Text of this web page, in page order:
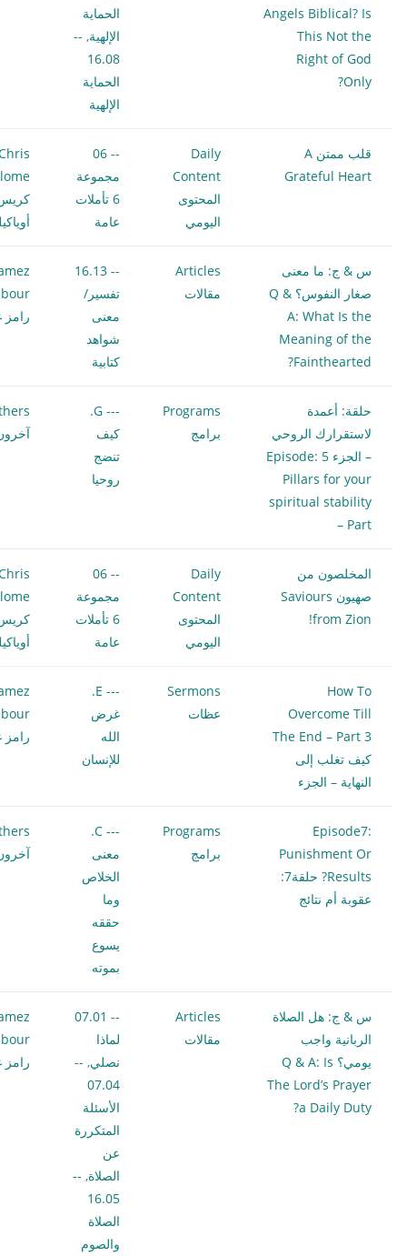
Angels Biblical? Is
This Not the
Right of God
Only?
الحماية
الإلهية,
--
16.08
الحماية
الإلهية
قلب ممتن A
Grateful Heart
Daily
Content
المحتوى
اليومي
-- 06
مجموعة
6 تأملات
عامة
س & ج: ما معنى
صغار النفوس؟ Q &
A: What Is the
Meaning of the
Fainthearted?
Articles
مقالات
-- 16.13
تفسير/
معنى
شواهد
كتابية
رامز
حلقة: أعمدة
لاستقرارك الروحي
– الجزء 5 Episode:
Pillars for your
spiritual stability
– Part
Programs
برامج
--- G.
كيف
تنضج
روحيا
المخلصون من
صهيون Saviours
from Zion!
Daily
Content
المحتوى
اليومي
-- 06
مجموعة
6 تأملات
عامة
How To
Overcome Till
The End – Part 3
كيف تغلب إلى
النهاية – الجزء
Sermons
عظات
--- E.
غرض
الله
للإنسان
رامز
Episode7:
Punishment Or
Results? حلقة7:
عقوبة أم نتائج
Programs
برامج
--- C.
معنى
الخلاص
وما
حققه
يسوع
بموته
س & ج: هل الصلاة
الربانية واجب
يومي؟ Q & A: Is
The Lord’s Prayer
a Daily Duty?
Articles
مقالات
-- 07.01
لماذا
نصلي,
--
07.04
الأسئلة
المتكررة
عن
الصلاة,
--
16.05
الصلاة
والصوم
رامز